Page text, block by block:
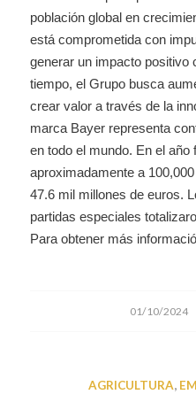
población global en
está comprometida con
generar un impacto positivo
tiempo, el Grupo busca
crear valor a través de la
marca Bayer representa
en todo el mundo. En el
aproximadamente a
47.6 mil millones de euros.
partidas especiales
Para obtener más
01/10/2024
/
AGRICULTURA,